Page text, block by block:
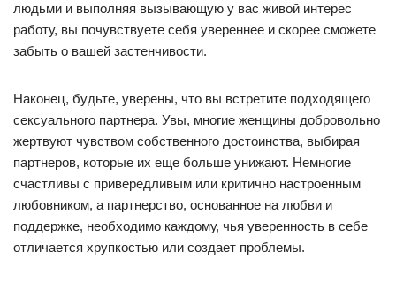
людьми и выполняя вызывающую у вас живой интерес
работу, вы почувствуете себя увереннее и скорее сможете
забыть о вашей застенчивости.
Наконец, будьте, уверены, что вы встретите подходящего
сексуального партнера. Увы, многие женщины добровольно
жертвуют чувством собственного достоинства, выбирая
партнеров, которые их еще больше унижают. Немногие
счастливы с привередливым или критично настроенным
любовником, а партнерство, основанное на любви и
поддержке, необходимо каждому, чья уверенность в себе
отличается хрупкостью или создает проблемы.